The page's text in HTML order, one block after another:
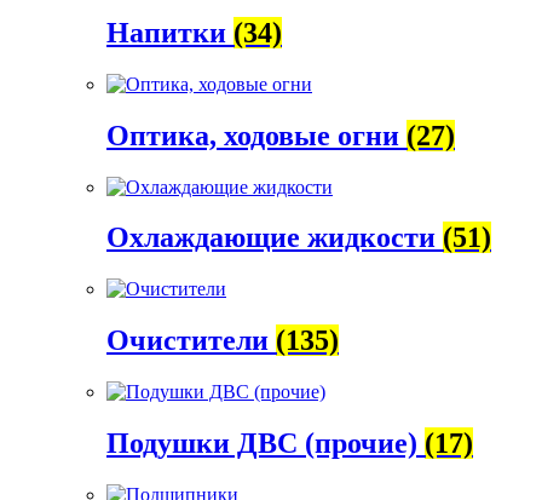
Напитки (34)
Оптика, ходовые огни (27)
Охлаждающие жидкости (51)
Очистители (135)
Подушки ДВС (прочие) (17)